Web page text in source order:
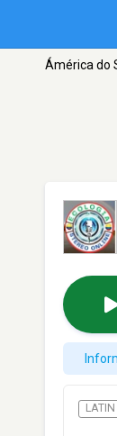
Ámérica do
LATIN